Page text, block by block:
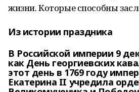
жизни. Которые способны
Из истории праздника
В Российской империи 9
как День георгиевских
этот день в 1769 году
Екатерина II учредила